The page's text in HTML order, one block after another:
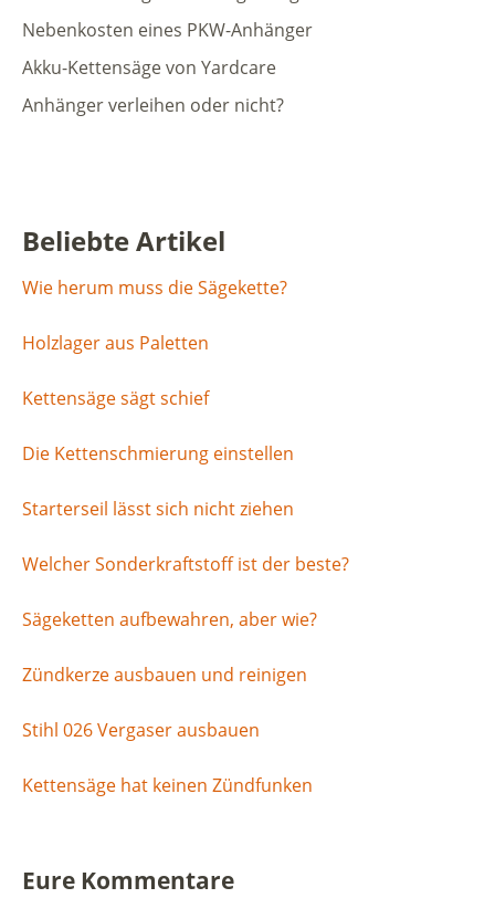
Nebenkosten eines PKW-Anhänger
Akku-Kettensäge von Yardcare
Anhänger verleihen oder nicht?
Beliebte Artikel
Wie herum muss die Sägekette?
Holzlager aus Paletten
Kettensäge sägt schief
Die Kettenschmierung einstellen
Starterseil lässt sich nicht ziehen
Welcher Sonderkraftstoff ist der beste?
Sägeketten aufbewahren, aber wie?
Zündkerze ausbauen und reinigen
Stihl 026 Vergaser ausbauen
Kettensäge hat keinen Zündfunken
Eure Kommentare